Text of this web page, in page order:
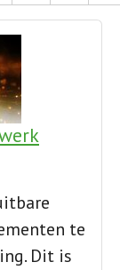
te
. Dit is